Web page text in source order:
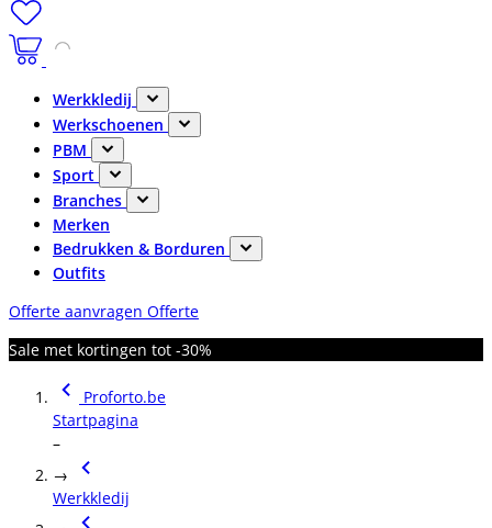
Werkkledij
Werkschoenen
PBM
Sport
Branches
Merken
Bedrukken & Borduren
Outfits
Offerte aanvragen Offerte
Sale met kortingen tot -30%
Proforto.be
Startpagina
–
→
Werkkledij